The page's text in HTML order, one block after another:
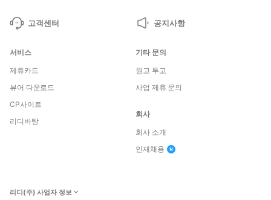
고객센터 공지사항
서비스
제휴카드
뷰어 다운로드
CP사이트
리디바탕
기타 문의
원고 투고
사업 제휴 문의
회사
회사 소개
인재채용
리디(주) 사업자 정보